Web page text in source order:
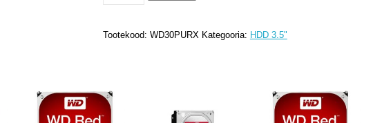
Tootekood: WD30PURX Kategooria: HDD 3.5"